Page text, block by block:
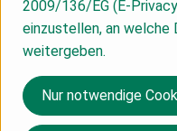
Heidelbeeren halten sich
Beeren lassen sich
verwenden. Frische
2009/136/EG (E-
einzustellen, an
weitergeben.
Nur notwendige